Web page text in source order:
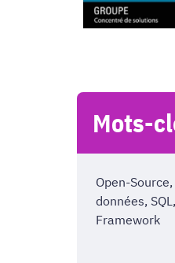
Mots-
Open-
données,
Framework